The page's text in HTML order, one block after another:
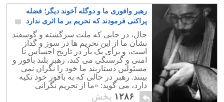
رهبر وافوری ما و دوگله آخوند دیگر؛ فضله
پراکنی فرمودند که تحریم بر ما اثری ندارد
۲۴
حال، در جایی که ملت سرگشته و گوسفند
نشان ما از این تحریم ها در سوز و گداز
است، و برای یک بار در تاریخ احساس نا
امنی و گرسنگی می کند، رهبر بلند بافور و
مسئولین دستاربند ما خود را نگران نمی
بینند. رهبر در حالی که به بافور خود تکیه
دارد، می گوید: «ما از تحریم نگرانی
نداریم.! »
۱۲۸۶ پخش